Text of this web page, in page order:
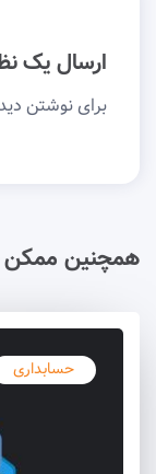
ارسال یک
برای نوشتن
همچنین
حسابداری